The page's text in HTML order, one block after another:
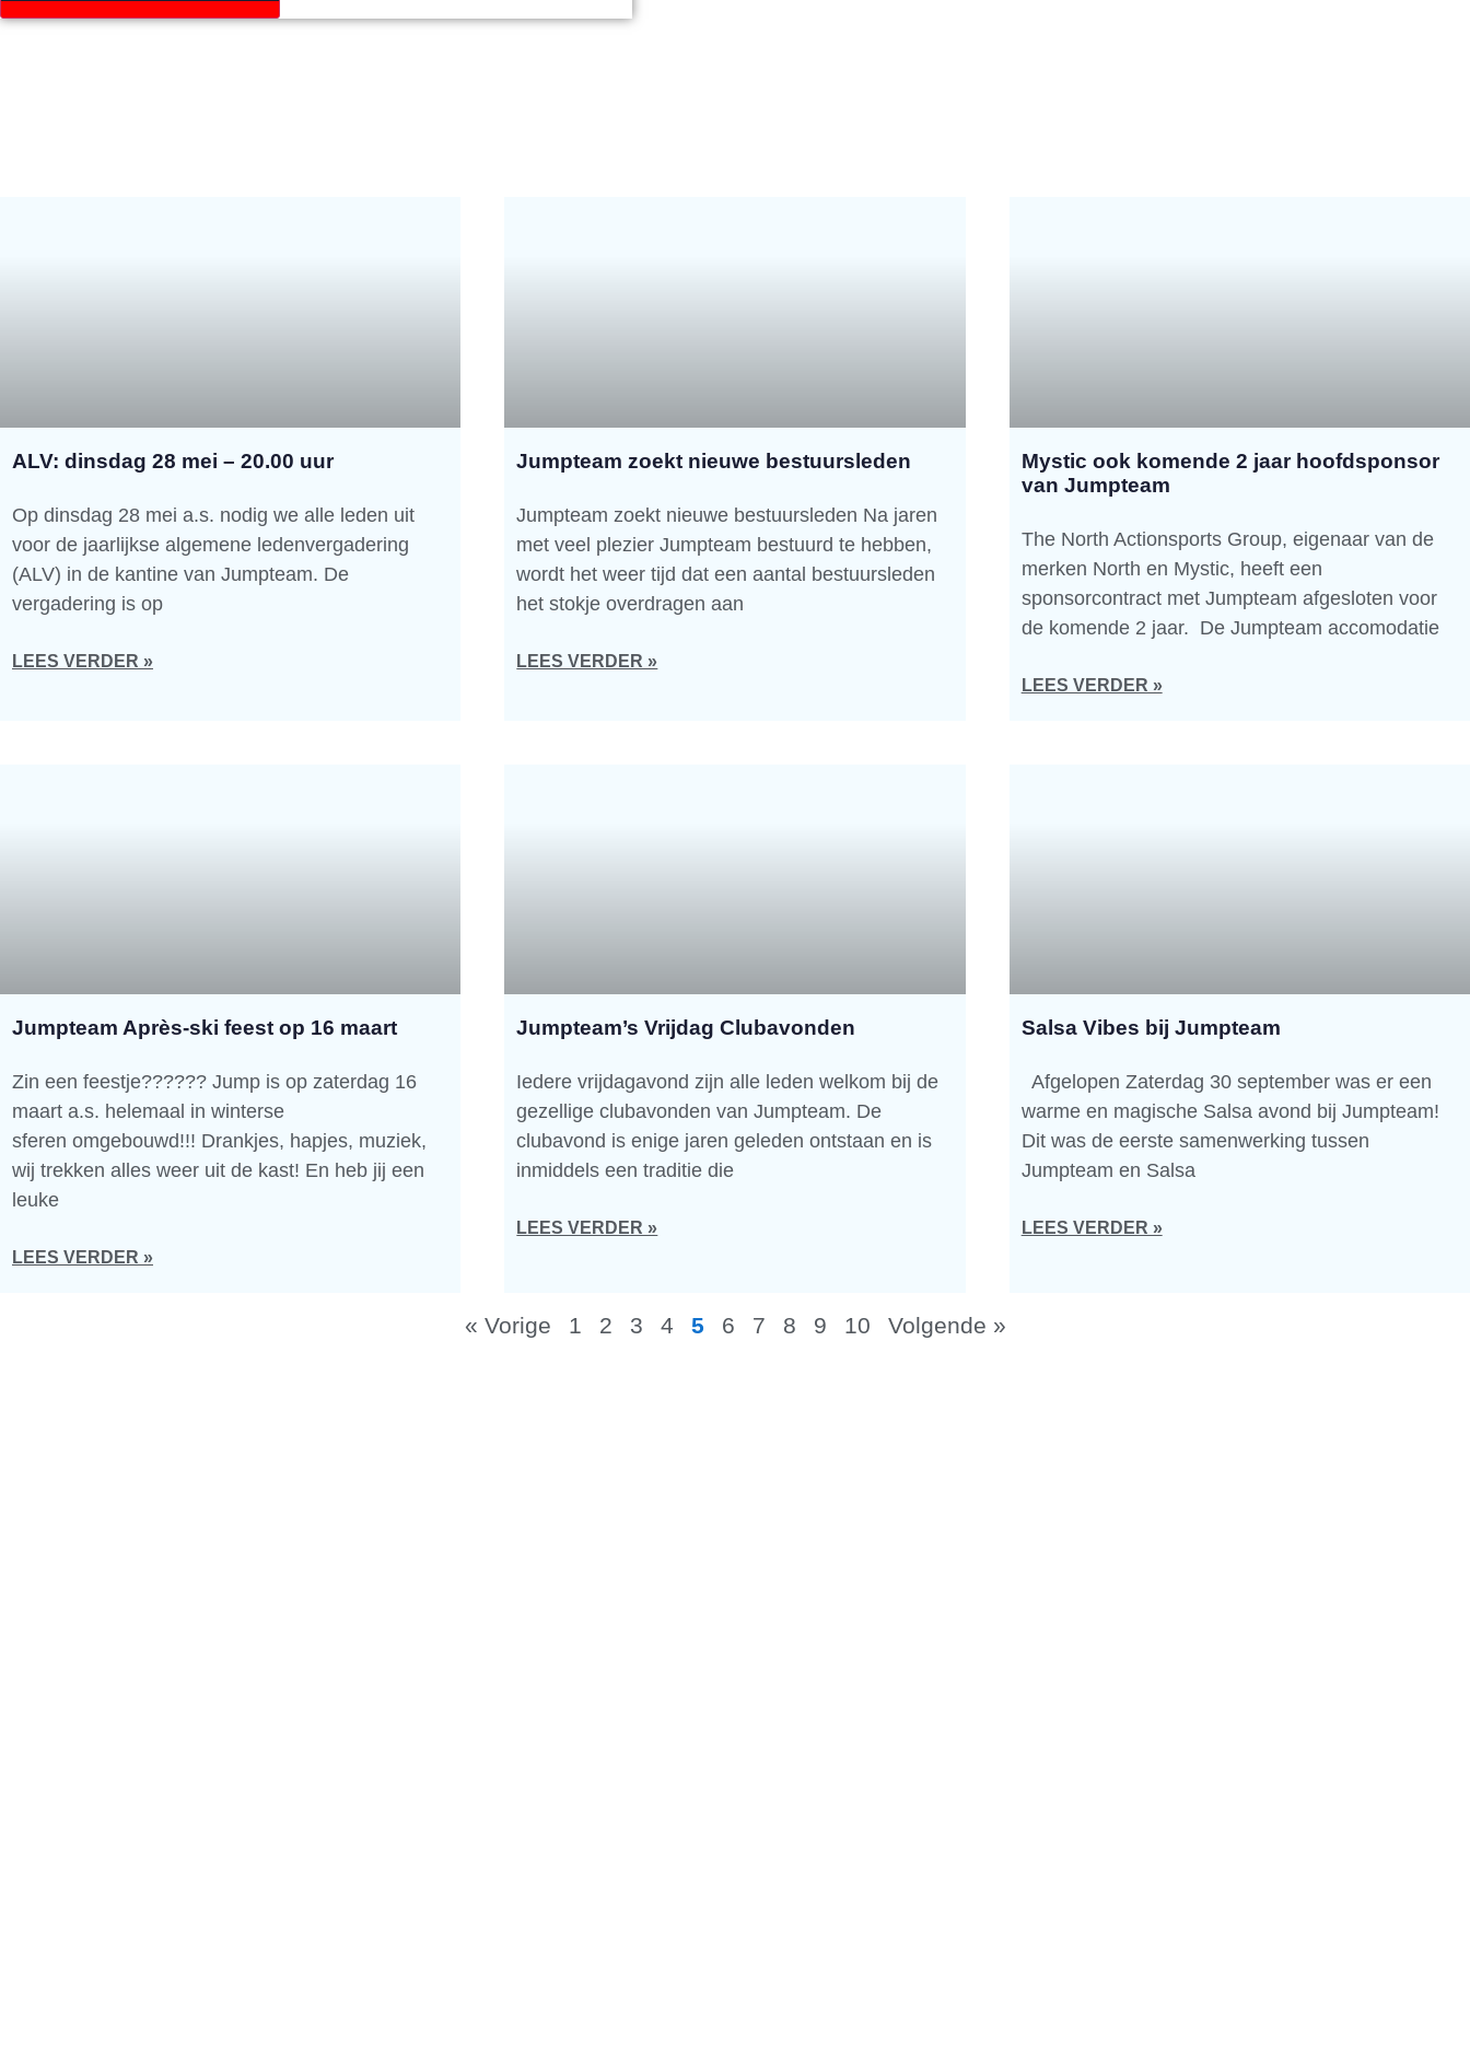
ALV: dinsdag 28 mei – 20.00 uur
Op dinsdag 28 mei a.s. nodig we alle leden uit
voor de jaarlijkse algemene ledenvergadering
(ALV) in de kantine van Jumpteam. De
vergadering is op
LEES VERDER »
Jumpteam zoekt nieuwe bestuursleden
Jumpteam zoekt nieuwe bestuursleden Na jaren
met veel plezier Jumpteam bestuurd te hebben,
wordt het weer tijd dat een aantal bestuursleden
het stokje overdragen aan
LEES VERDER »
Mystic ook komende 2 jaar hoofdsponsor
van Jumpteam
The North Actionsports Group, eigenaar van de
merken North en Mystic, heeft een
sponsorcontract met Jumpteam afgesloten voor
de komende 2 jaar. De Jumpteam accomodatie
LEES VERDER »
Jumpteam Après-ski feest op 16 maart
Zin een feestje?????? Jump is op zaterdag 16
maart a.s. helemaal in winterse
sferen omgebouwd!!! Drankjes, hapjes, muziek,
wij trekken alles weer uit de kast! En heb jij een
leuke
LEES VERDER »
Jumpteam’s Vrijdag Clubavonden
Iedere vrijdagavond zijn alle leden welkom bij de
gezellige clubavonden van Jumpteam. De
clubavond is enige jaren geleden ontstaan en is
inmiddels een traditie die
LEES VERDER »
Salsa Vibes bij Jumpteam
Afgelopen Zaterdag 30 september was er een
warme en magische Salsa avond bij Jumpteam!
Dit was de eerste samenwerking tussen
Jumpteam en Salsa
LEES VERDER »
« Vorige 1 2 3 4 5 6 7 8 9 10 Volgende »